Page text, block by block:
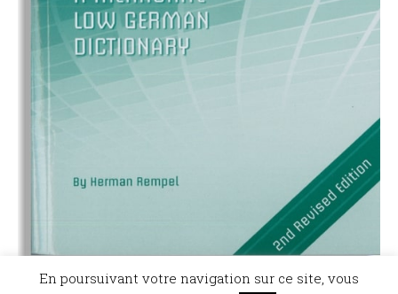
En poursuivant votre navigation sur ce site, vous